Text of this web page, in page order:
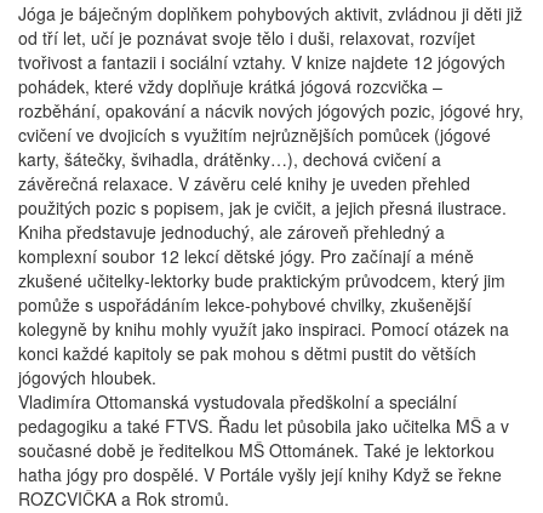
Jóga je báječným doplňkem pohybových aktivit, zvládnou ji děti již
od tří let, učí je poznávat svoje tělo i duši, relaxovat, rozvíjet
tvořivost a fantazii i sociální vztahy. V knize najdete 12 jógových
pohádek, které vždy doplňuje krátká jógová rozcvička –
rozběhání, opakování a nácvik nových jógových pozic, jógové hry,
cvičení ve dvojicích s využitím nejrůznějších pomůcek (jógové
karty, šátečky, švihadla, drátěnky…), dechová cvičení a
závěrečná relaxace. V závěru celé knihy je uveden přehled
použitých pozic s popisem, jak je cvičit, a jejich přesná ilustrace.
Kniha představuje jednoduchý, ale zároveň přehledný a
komplexní soubor 12 lekcí dětské jógy. Pro začínají a méně
zkušené učitelky-lektorky bude praktickým průvodcem, který jim
pomůže s uspořádáním lekce-pohybové chvilky, zkušenější
kolegyně by knihu mohly využít jako inspiraci. Pomocí otázek na
konci každé kapitoly se pak mohou s dětmi pustit do větších
jógových hloubek.
Vladimíra Ottomanská vystudovala předškolní a speciální
pedagogiku a také FTVS. Řadu let působila jako učitelka MŠ a v
současné době je ředitelkou MŠ Ottománek. Také je lektorkou
hatha jógy pro dospělé. V Portále vyšly její knihy Když se řekne
ROZCVIČKA a Rok stromů.